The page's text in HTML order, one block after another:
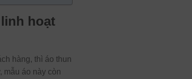
hoạt
hàng, thì áo thun
mẫu áo này còn